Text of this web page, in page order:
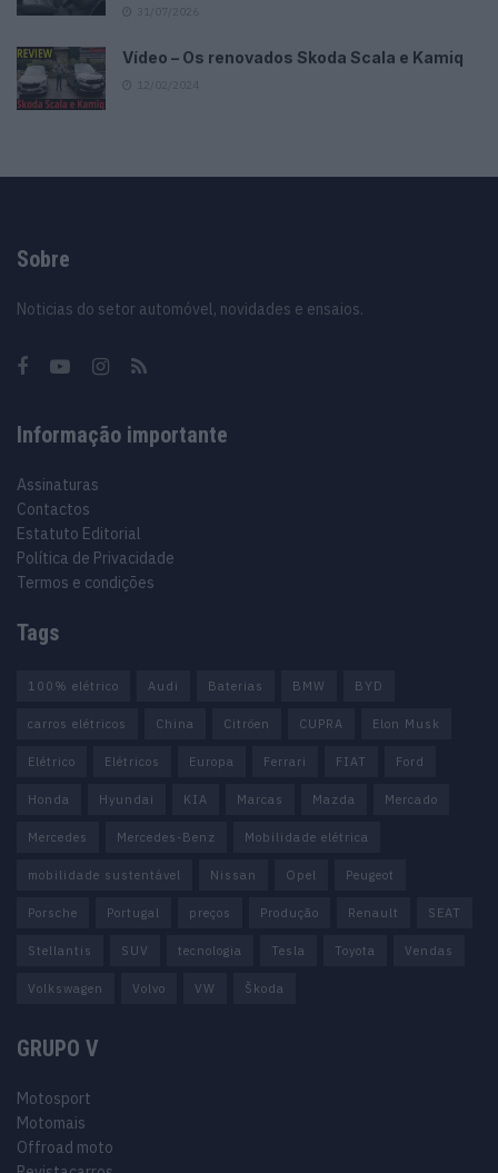
Vídeo – Os renovados Skoda Scala e Kamiq
Sobre
Noticias do setor automóvel, novidades e ensaios.
Informação importante
Assinaturas
Contactos
Estatuto Editorial
Política de Privacidade
Termos e condições
Tags
100% elétrico Audi Baterias BMW BYD
carros elétricos China Citröen CUPRA Elon Musk
Elétrico Elétricos Europa Ferrari FIAT Ford
Honda Hyundai KIA Marcas Mazda Mercado
Mercedes Mercedes-Benz Mobilidade elétrica
mobilidade sustentável Nissan Opel Peugeot
Porsche Portugal preços Produção Renault SEAT
Stellantis SUV tecnologia Tesla Toyota Vendas
Volkswagen Volvo VW Škoda
GRUPO V
Motosport
Motomais
Offroad moto